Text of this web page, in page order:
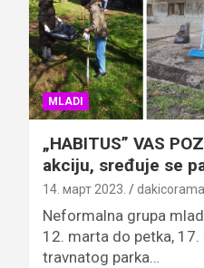
MLADI
„HABITUS” VAS
akciju, sređuje se
14. март 2023. dakicorama
Neformalna grupa
12. marta do petka,
travnatog parka…